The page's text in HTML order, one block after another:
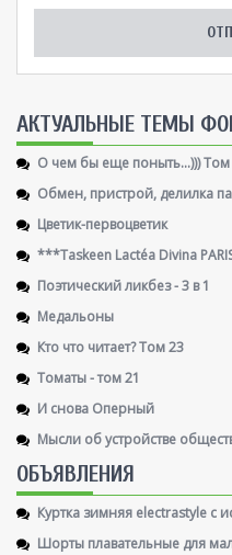
AКТУАЛЬНЫЕ ТЕМЫ
О чем бы еще поныть...)))
Обмен, пристрой, делилка
Цветик-первоцветик
***Taskeen Lactéa Divina
Поэтический ликбез - 3 в 1
Медальоны
Кто что читает? Том 23
Томаты - том 21
И снова Оперный
Мысли об устройстве
ОБЪЯВЛЕНИЯ
Куртка зимняя electrastyle с
Шорты плавательные для